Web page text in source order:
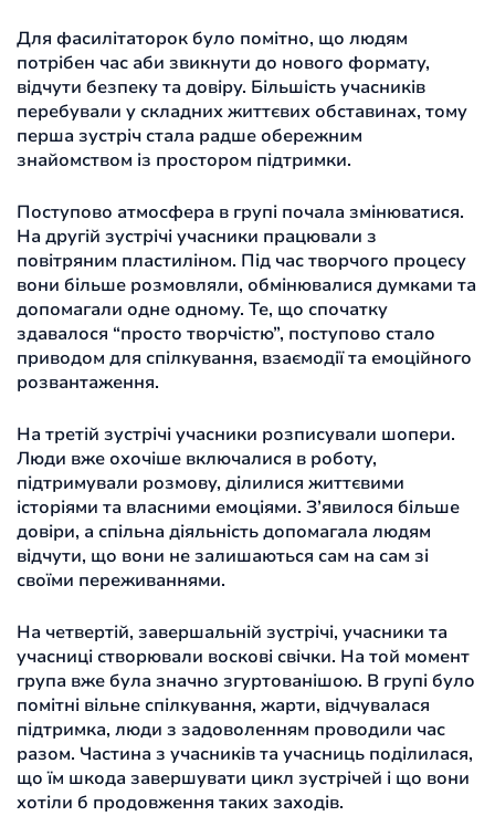
Для фасилітаторок було помітно, що людям
потрібен час аби звикнути до нового формату,
відчути безпеку та довіру. Більшість учасників
перебували у складних життєвих обставинах, тому
перша зустріч стала радше обережним
знайомством із простором підтримки.
Поступово атмосфера в групі почала змінюватися.
На другій зустрічі учасники працювали з
повітряним пластиліном. Під час творчого процесу
вони більше розмовляли, обмінювалися думками та
допомагали одне одному. Те, що спочатку
здавалося “просто творчістю”, поступово стало
приводом для спілкування, взаємодії та емоційного
розвантаження.
На третій зустрічі учасники розписували шопери.
Люди вже охочіше включалися в роботу,
підтримували розмову, ділилися життєвими
історіями та власними емоціями. З’явилося більше
довіри, а спільна діяльність допомагала людям
відчути, що вони не залишаються сам на сам зі
своїми переживаннями.
На четвертій, завершальній зустрічі, учасники та
учасниці створювали воскові свічки. На той момент
група вже була значно згуртованішою. В групі було
помітні вільне спілкування, жарти, відчувалася
підтримка, люди з задоволенням проводили час
разом. Частина з учасників та учасниць поділилася,
що їм шкода завершувати цикл зустрічей і що вони
хотіли б продовження таких заходів.